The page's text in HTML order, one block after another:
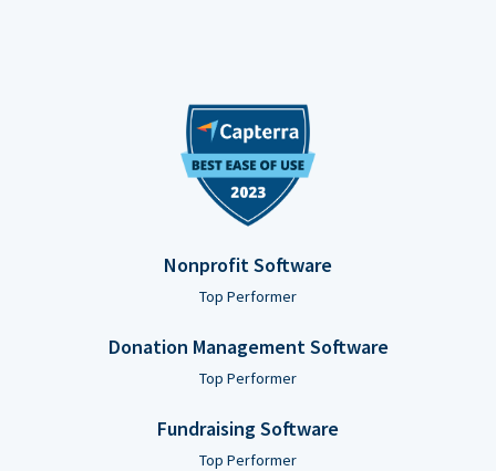
Nonprofit Software
Top Performer
Donation Management Software
Top Performer
Fundraising Software
Top Performer